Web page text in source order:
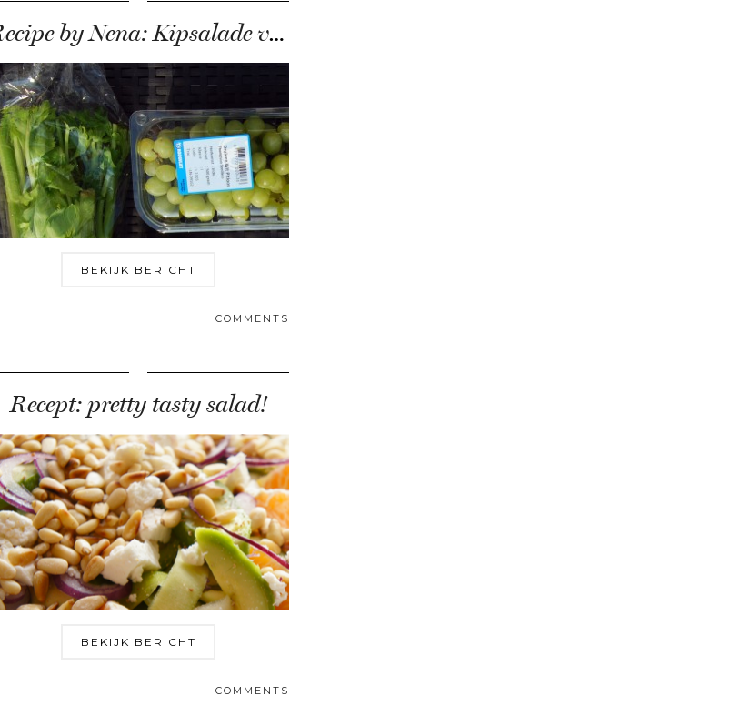
Recipe by Nena: Kipsalade van Sonja Bakker
BEKIJK BERICHT
COMMENTS
Recept: pretty tasty salad!
BEKIJK BERICHT
COMMENTS